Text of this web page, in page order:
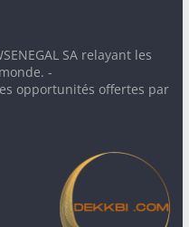
SA relayant les
-
opportunités offertes par